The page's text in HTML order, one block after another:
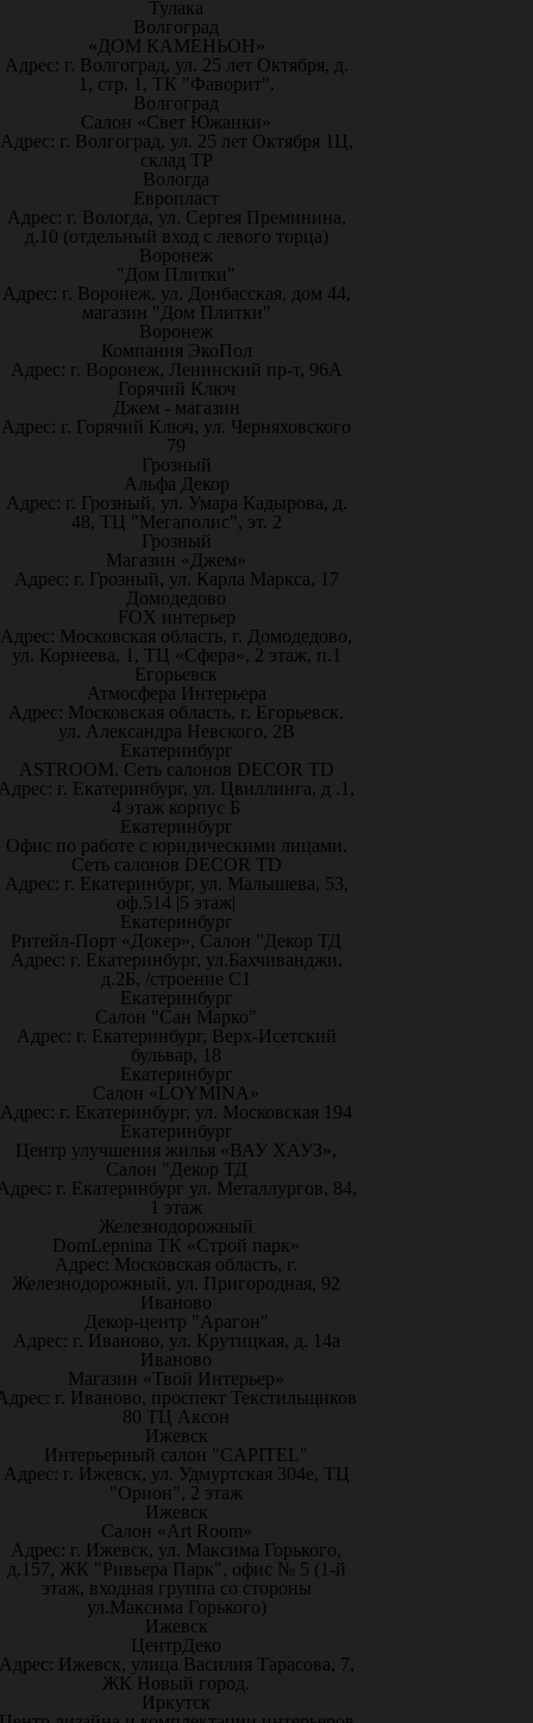
Тулака
Волгоград
«ДОМ КАМЕНЬОН»
Адрес: г. Волгоград, ул. 25 лет Октября, д.
1, стр. 1, ТК "Фаворит".
Волгоград
Салон «Свет Южанки»
Адрес: г. Волгоград, ул. 25 лет Октября 1Ц,
склад ТР
Вологда
Европласт
Адрес: г. Вологда, ул. Сергея Преминина,
д.10 (отдельный вход с левого торца)
Воронеж
"Дом Плитки"
Адрес: г. Воронеж. ул. Донбасская, дом 44,
магазин "Дом Плитки"
Воронеж
Компания ЭкоПол
Адрес: г. Воронеж, Ленинский пр-т, 96А
Горячий Ключ
Джем - магазин
Адрес: г. Горячий Ключ, ул. Черняховского
79
Грозный
Альфа Декор
Адрес: г. Грозный, ул. Умара Кадырова, д.
48, ТЦ "Мегаполис", эт. 2
Грозный
Магазин «Джем»
Адрес: г. Грозный, ул. Карла Маркса, 17
Домодедово
FOX интерьер
Адрес: Московская область, г. Домодедово,
ул. Корнеева, 1, ТЦ «Сфера», 2 этаж, п.1
Егорьевск
Атмосфера Интерьера
Адрес: Московская область, г. Егорьевск,
ул. Александра Невского, 2В
Екатеринбург
ASTROOM. Сеть салонов DECOR TD
г. Екатеринбург, ул. Цвиллинга, д .1,
4 этаж корпус Б
Екатеринбург
Офис по работе с юридическими лицами.
Сеть салонов DECOR TD
Адрес: г. Екатеринбург, ул. Малышева, 53,
оф.514 |5 этаж|
Екатеринбург
Ритейл-Порт «Докер», Салон "Декор ТД
Адрес: г. Екатеринбург, ул.Бахчиванджи,
д.2Б, /строение С1
Екатеринбург
Салон "Сан Марко"
Адрес: г. Екатеринбург, Верх-Исетский
бульвар, 18
Екатеринбург
Салон «LOYMINA»
Адрес: г. Екатеринбург, ул. Московская 194
Екатеринбург
Центр улучшения жилья «ВАУ ХАУЗ»,
Салон "Декор ТД
г. Екатеринбург ул. Металлургов, 84,
1 этаж
Железнодорожный
DomLepnina ТК «Строй парк»
Адрес: Московская область, г.
Железнодорожный, ул. Пригородная, 92
Иваново
Декор-центр "Арагон"
Адрес: г. Иваново, ул. Крутицкая, д. 14а
Иваново
Магазин «Твой Интерьер»
г. Иваново, проспект Текстильщиков
80 ТЦ Аксон
Ижевск
Интерьерный салон "CAPITEL"
Адрес: г. Ижевск, ул. Удмуртская 304е, ТЦ
"Орион", 2 этаж
Ижевск
Салон «Art Room»
Адрес: г. Ижевск, ул. Максима Горького,
д.157, ЖК "Ривьера Парк", офис № 5 (1-й
этаж, входная группа со стороны
ул.Максима Горького)
Ижевск
ЦентрДеко
Ижевск, улица Василия Тарасова, 7,
ЖК Новый город.
Иркутск